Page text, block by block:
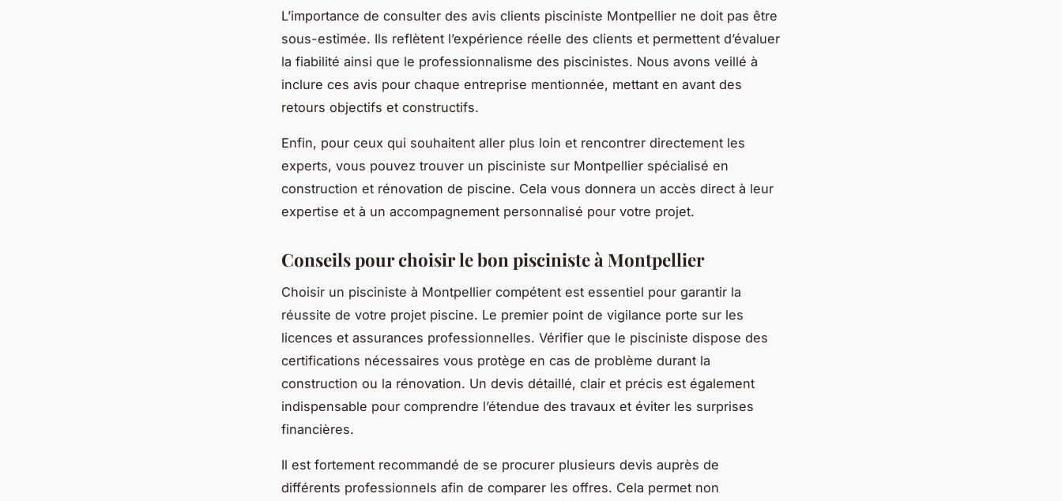
L’importance de consulter des avis clients pisciniste Montpellier ne doit pas être
sous-estimée. Ils reflètent l’expérience réelle des clients et permettent d’évaluer
la fiabilité ainsi que le professionnalisme des piscinistes. Nous avons veillé à
inclure ces avis pour chaque entreprise mentionnée, mettant en avant des
retours objectifs et constructifs.
Enfin, pour ceux qui souhaitent aller plus loin et rencontrer directement les
experts, vous pouvez trouver un pisciniste sur Montpellier spécialisé en
construction et rénovation de piscine. Cela vous donnera un accès direct à leur
expertise et à un accompagnement personnalisé pour votre projet.
Conseils pour choisir le bon pisciniste à Montpellier
Choisir un pisciniste à Montpellier compétent est essentiel pour garantir la
réussite de votre projet piscine. Le premier point de vigilance porte sur les
licences et assurances professionnelles. Vérifier que le pisciniste dispose des
certifications nécessaires vous protège en cas de problème durant la
construction ou la rénovation. Un devis détaillé, clair et précis est également
indispensable pour comprendre l’étendue des travaux et éviter les surprises
financières.
Il est fortement recommandé de se procurer plusieurs devis auprès de
différents professionnels afin de comparer les offres. Cela permet non